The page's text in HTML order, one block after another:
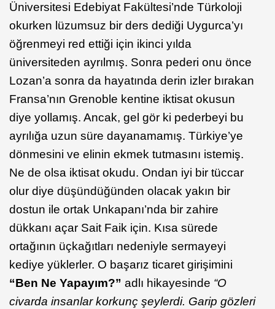
Üniversitesi Edebiyat Fakültesi’nde Türkoloji
okurken lüzumsuz bir ders dediği Uygurca’yı
öğrenmeyi red ettiği için ikinci yılda
üniversiteden ayrılmış. Sonra pederi onu önce
Lozan’a sonra da hayatında derin izler bırakan
Fransa’nın Grenoble kentine iktisat okusun
diye yollamış. Ancak, gel gör ki pederbeyi bu
ayrılığa uzun süre dayanamamış. Türkiye’ye
dönmesini ve elinin ekmek tutmasını istemiş.
Ne de olsa iktisat okudu. Ondan iyi bir tüccar
olur diye düşündüğünden olacak yakın bir
dostun ile ortak Unkapanı’nda bir zahire
dükkanı açar Sait Faik için. Kısa sürede
ortağının üçkağıtları nedeniyle sermayeyi
kediye yüklerler. O başarız ticaret girişimini
“Ben Ne Yapayım?” adlı hikayesinde “O
civarda insanlar korkunç şeylerdi. Garip gözleri